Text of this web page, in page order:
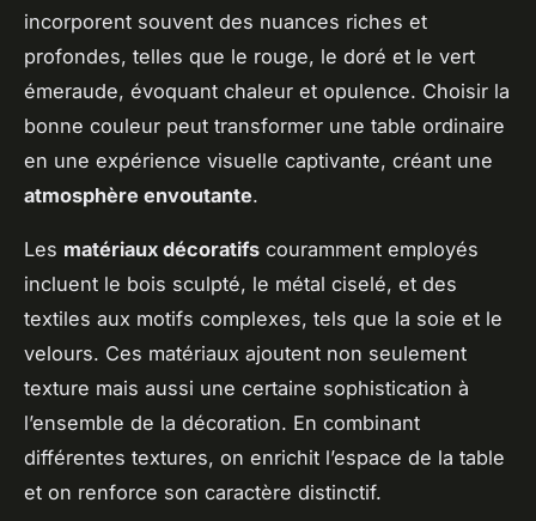
incorporent souvent des nuances riches et
profondes, telles que le rouge, le doré et le vert
émeraude, évoquant chaleur et opulence. Choisir la
bonne couleur peut transformer une table ordinaire
en une expérience visuelle captivante, créant une
atmosphère envoutante.
Les matériaux décoratifs couramment employés
incluent le bois sculpté, le métal ciselé, et des
textiles aux motifs complexes, tels que la soie et le
velours. Ces matériaux ajoutent non seulement
texture mais aussi une certaine sophistication à
l’ensemble de la décoration. En combinant
différentes textures, on enrichit l’espace de la table
et on renforce son caractère distinctif.